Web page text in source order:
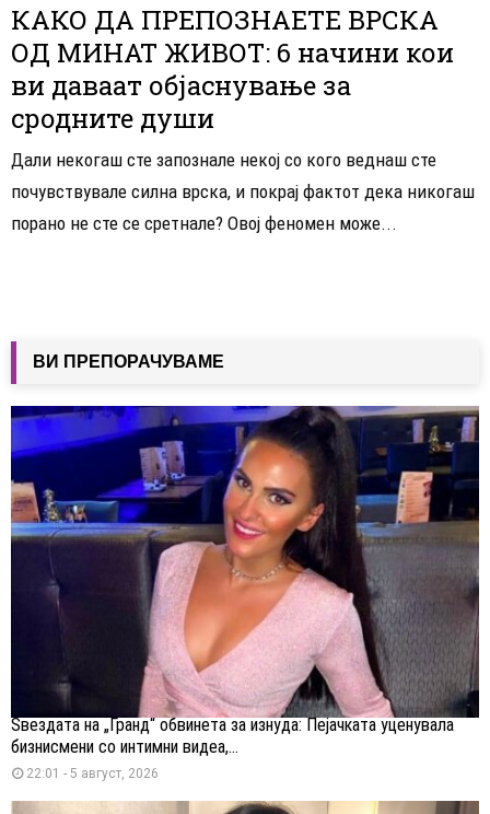
КАКО ДА ПРЕПОЗНАЕТЕ ВРСКА
ОД МИНАТ ЖИВОТ: 6 начини кои
ви даваат објаснување за
сродните души
Дали некогаш сте запознале некој со кого веднаш сте
почувствувале силна врска, и покрај фактот дека никогаш
порано не сте се сретнале? Овој феномен може...
ВИ ПРЕПОРАЧУВАМЕ
Ѕвездата на „Гранд“ обвинета за изнуда: Пејачката уценувала
бизнисмени со интимни видеа,...
22:01 - 5 август, 2026